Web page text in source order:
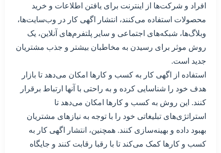
افراد و شرکت‌ها از اینترنت برای یافتن اطلاعات و خرید
محصولات استفاده می‌کنند، انتشار اگهی کار در وب‌سایت‌ها،
وبلاگ‌ها، شبکه‌های اجتماعی و سایر پلتفرم‌های آنلاین، یک
روش موثر برای رسیدن به مخاطبان بیشتر و جذب مشتریان
جدید است.
استفاده از اگهی کار به کسب و کارها امکان می‌دهد تا بازار
هدف خود را شناسایی کرده و به راحتی با آنها ارتباط برقرار
کنند. این روش به کسب و کارها امکان می‌دهد تا
استراتژی‌های تبلیغاتی خود را با توجه به نیازهای مشتریان
بهبود داده و بهینه‌سازی کنند. همچنین، انتشار اگهی کار به
کسب و کارها کمک می‌کند تا با رقبا رقابت کنند و جایگاه